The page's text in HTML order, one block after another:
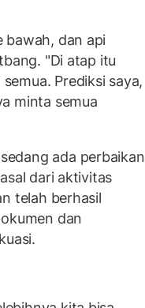
bawah, dan api
"Di atap itu
Prediksi saya,
minta semua
ada perbaikan
dari aktivitas
telah berhasil
dan